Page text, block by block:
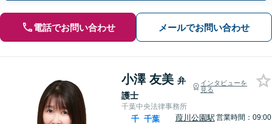
電話でお問い合わせ メールでお問い合わせ
小澤 友美 弁
護士
インタビューを
見る
千葉中央法律事務所
千 千葉
葭川公園駅 営業時間：09:00